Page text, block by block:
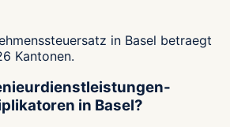
in Basel betraegt
Kantonen.
in Basel?